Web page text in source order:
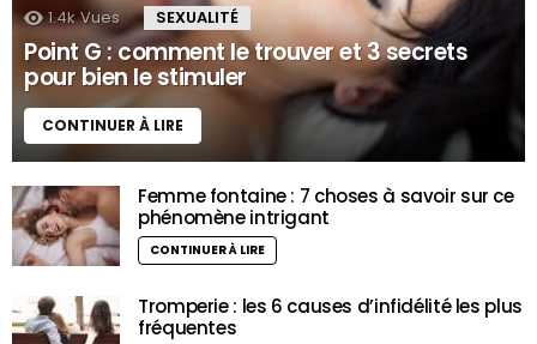
1.4k Vues SEXUALITÉ
Point G : comment le trouver et 3 secrets
pour bien le stimuler
CONTINUER À LIRE
Femme fontaine : 7 choses à savoir sur ce
phénomène intrigant
CONTINUER À LIRE
Tromperie : les 6 causes d’infidélité les plus
fréquentes